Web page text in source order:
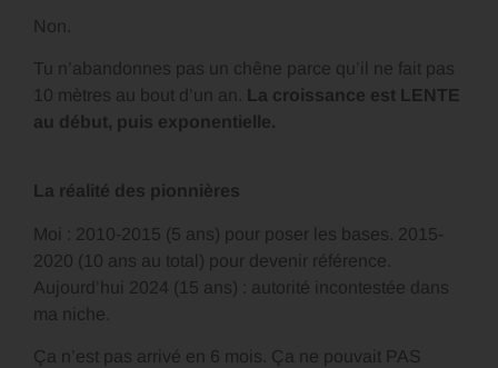
Non.
Tu n’abandonnes pas un chêne parce qu’il ne fait pas
10 mètres au bout d’un an. La croissance est LENTE
au début, puis exponentielle.
La réalité des pionnières
Moi : 2010-2015 (5 ans) pour poser les bases. 2015-
2020 (10 ans au total) pour devenir référence.
Aujourd’hui 2024 (15 ans) : autorité incontestée dans
ma niche.
Ça n’est pas arrivé en 6 mois. Ça ne pouvait PAS